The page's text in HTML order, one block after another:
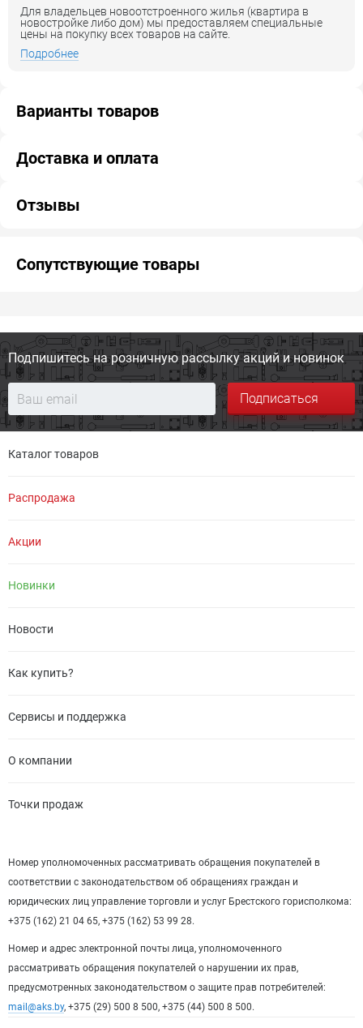
Для владельцев новоотстроенного жилья (квартира в
новостройке либо дом) мы предоставляем специальные
цены на покупку всех товаров на сайте.
Подробнее
Варианты товаров
Доставка и оплата
Отзывы
Сопутствующие товары
Подпишитесь на розничную рассылку акций и новинок
Подписаться
Каталог товаров
Распродажа
Акции
Новинки
Новости
Как купить?
Сервисы и поддержка
О компании
Точки продаж
Номер уполномоченных рассматривать обращения покупателей в
соответствии с законодательством об обращениях граждан и
юридических лиц управление торговли и услуг Брестского горисполкома:
+375 (162) 21 04 65, +375 (162) 53 99 28.
Номер и адрес электронной почты лица, уполномоченного
рассматривать обращения покупателей о нарушении их прав,
предусмотренных законодательством о защите прав потребителей:
mail@aks.by, +375 (29) 500 8 500, +375 (44) 500 8 500.